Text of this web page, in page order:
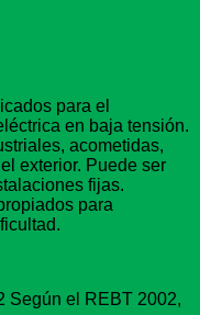
para el
en baja tensión.
acometidas,
exterior. Puede ser
fijas.
para
Según el REBT 2002,